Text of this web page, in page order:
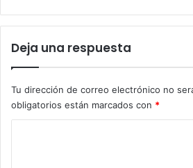
Deja una respuesta
Tu dirección de correo electrónico no
obligatorios están marcados con *